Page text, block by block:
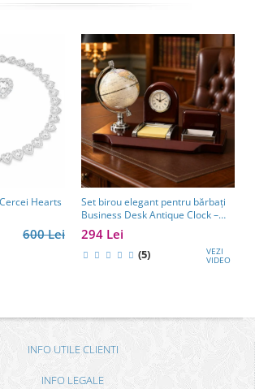
Hearts
600 Lei
Set birou elegant pentru bărbați
Business Desk Antique Clock –
cadou premium pentru șef, soț
sau partener de afaceri
294 Lei
(5) VEZI
VIDEO
INFO UTILE CLIENTI
INFO LEGALE